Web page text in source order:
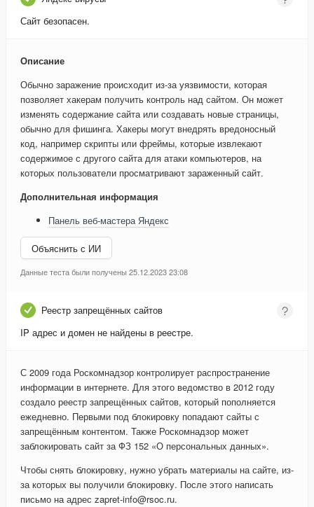
Сайт безопасен.
Описание
Обычно заражение происходит из-за уязвимости, которая
позволяет хакерам получить контроль над сайтом. Он может
изменять содержание сайта или создавать новые страницы,
обычно для фишинга. Хакеры могут внедрять вредоносный
код, например скрипты или фреймы, которые извлекают
содержимое с другого сайта для атаки компьютеров, на
которых пользователи просматривают зараженный сайт.
Дополнительная информация
Панель веб-мастера Яндекс
Объяснить с ИИ
Данные теста были получены 25.12.2023 23:08
Реестр запрещённых сайтов
IP адрес и домен не найдены в реестре.
С 2009 года Роскомнадзор контролирует распространение
информации в интернете. Для этого ведомство в 2012 году
создало реестр запрещённых сайтов, который пополняется
ежедневно. Первыми под блокировку попадают сайты с
запрещённым контентом. Также Роскомнадзор может
заблокировать сайт за ФЗ 152 «О персональных данных».
Чтобы снять блокировку, нужно убрать материалы на сайте, из-
за которых вы получили блокировку. После этого написать
письмо на адрес zapret-info@rsoc.ru.